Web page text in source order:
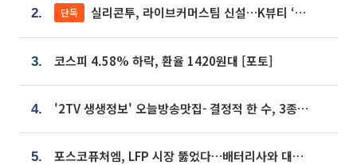
2. 단독 실리콘투, 라이브커머스팀 신설…K뷰티 ‘글로벌 판매망’ 확대[K뷰티 라방戰]
3. 코스피 4.58% 하락, 환율 1420원대 [포토]
4. '2TV 생생정보' 오늘방송맛집- 결정적 한 수, 3종 메밀면! 메밀 소바 맛집 '의○○○○'
5. 포스코퓨처엠, LFP 시장 뚫었다…배터리사와 대규모 장기 공급 합의